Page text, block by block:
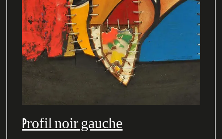
Profil noir gauche